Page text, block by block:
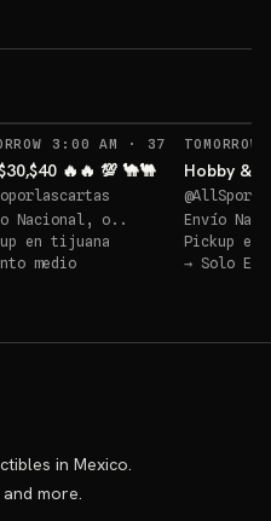
3:00 AM · 37
🔥🔥 💯 🐪🐫
Nacional, o..
en tijuana
medio
Hobby &
@
Envío
Pickup en
→ Solo
in Mexico.
more.